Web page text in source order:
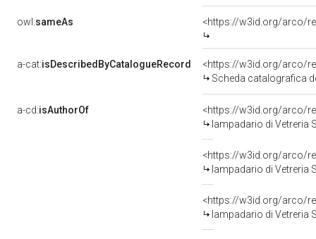
owl:sameAs <https://w3id.org/arco/
a-cat:isDescribedByCatalogueRecord
<https://w3id.org/arco/
Scheda catalografica
a-cd:isAuthorOf
<https://w3id.org/arco/
lampadario di Vetreria
<https://w3id.org/arco/
lampadario di Vetreria
<https://w3id.org/arco/
lampadario di Vetreria